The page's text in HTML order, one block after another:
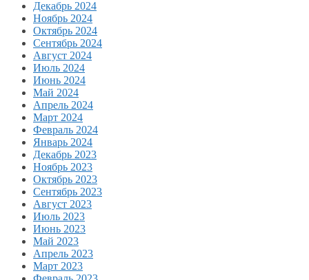
Декабрь 2024
Ноябрь 2024
Октябрь 2024
Сентябрь 2024
Август 2024
Июль 2024
Июнь 2024
Май 2024
Апрель 2024
Март 2024
Февраль 2024
Январь 2024
Декабрь 2023
Ноябрь 2023
Октябрь 2023
Сентябрь 2023
Август 2023
Июль 2023
Июнь 2023
Май 2023
Апрель 2023
Март 2023